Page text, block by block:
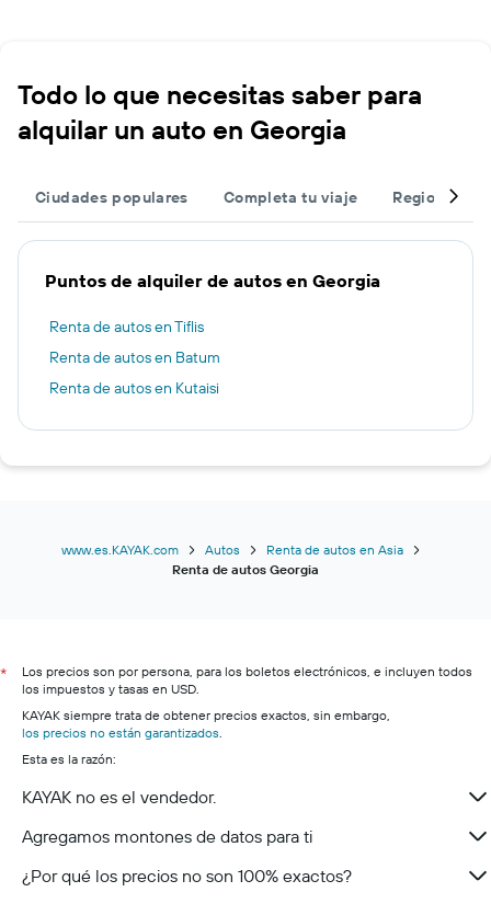
Todo lo que necesitas saber para
alquilar un auto en Georgia
Ciudades populares Completa tu viaje Regiones
Puntos de alquiler de autos en Georgia
Renta de autos en Tiflis
Renta de autos en Batum
Renta de autos en Kutaisi
www.es.KAYAK.com Autos
Renta de autos en Asia
Renta de autos Georgia
*
Los precios son por persona, para los boletos electrónicos, e incluyen todos
los impuestos y tasas en USD.
KAYAK siempre trata de obtener precios exactos, sin embargo,
los precios no están garantizados
Esta es la razón:
KAYAK no es el vendedor.
Agregamos montones de datos para ti
¿Por qué los precios no son 100% exactos?